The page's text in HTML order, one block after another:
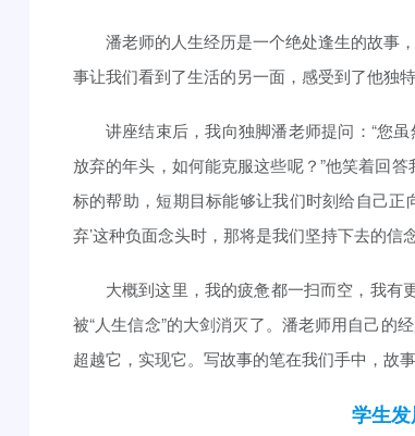
潘老师的人生经历是一个绝处逢生的故事
事让我们看到了生活的另一面，感受到了他独特
讲座结束后，我向独脚潘老师提问：“您
放弃的年头，如何能克服这些呢？”他笑着回
标的帮助，短期目标能够让我们时刻给自己
弃’这种负面念头时，那将是我们坚持下去的信
大概到这里，我的疲惫都一扫而空，我有
被“人生信念”的大剑消灭了。潘老师用自己
超越它，实现它。写故事的笔在我们手中，故
学生